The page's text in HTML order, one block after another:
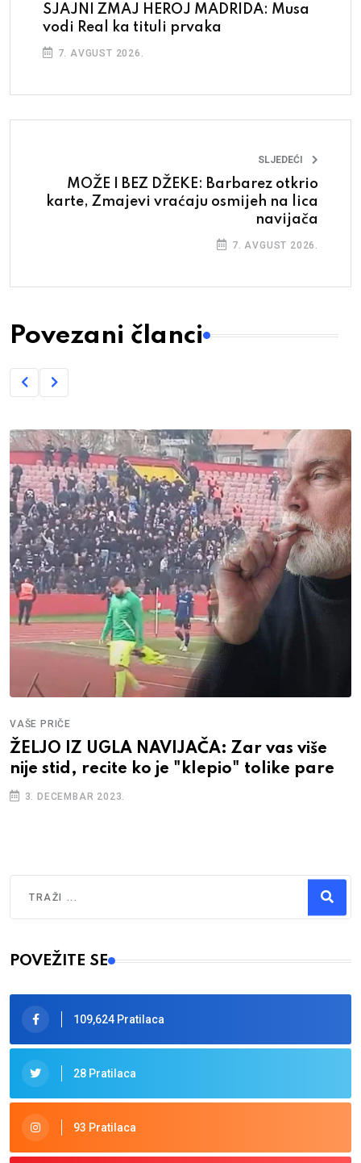
SJAJNI ZMAJ HEROJ MADRIDA: Musa
vodi Real ka tituli prvaka
7. AVGUST 2026.
SLJEDEĆI
MOŽE I BEZ DŽEKE: Barbarez otkrio
karte, Zmajevi vraćaju osmijeh na lica
navijača
7. AVGUST 2026.
Povezani članci
VAŠE PRIČE
ŽELJO IZ UGLA NAVIJAČA: Zar vas više
nije stid, recite ko je "klepio" tolike pare
3. DECEMBAR 2023.
Type 2 or more characters for results.
POVEŽITE SE
109,624 Pratilaca
28 Pratilaca
93 Pratilaca